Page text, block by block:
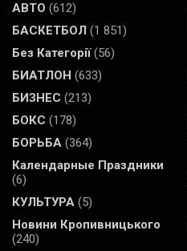
АВТО (612)
БАСКЕТБОЛ (1 851)
Без Категорії(56)
БИАТЛОН (633)
БИЗНЕС (213)
БОКС (178)
БОРЬБА (364)
Календарные Праздники
(6)
КУЛЬТУРА (5)
Новини Кропивницького
(240)